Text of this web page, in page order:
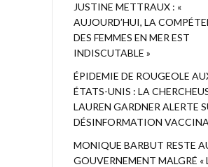
JUSTINE METTRAUX : «
AUJOURD’HUI, LA
DES FEMMES EN MER EST
INDISCUTABLE »
ÉPIDEMIE DE ROUGEOLE
ÉTATS-UNIS : LA
LAUREN GARDNER ALERTE
DÉSINFORMATION
MONIQUE BARBUT RESTE
GOUVERNEMENT MALGRÉ «